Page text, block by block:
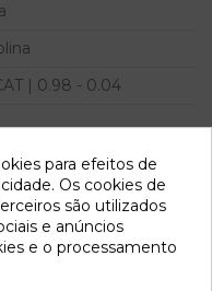
| 0.98 - 0.04
(MX) 1.0 CAT | 0.98 -
para efeitos de
Os cookies de
são utilizados
e anúncios
e o processamento